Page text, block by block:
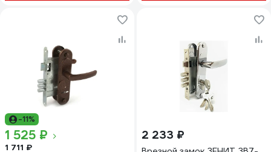
-11%
1 525 ₽
1 711 ₽
2 233 ₽